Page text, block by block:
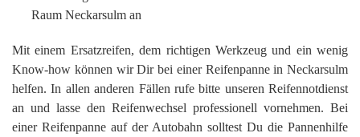
Raum Neckarsulm an
Mit einem Ersatzreifen, dem richtigen Werkzeug und ein wenig
Know-how können wir Dir bei einer Reifenpanne in Neckarsulm
helfen. In allen anderen Fällen rufe bitte unseren Reifennotdienst
an und lasse den Reifenwechsel professionell vornehmen. Bei
einer Reifenpanne auf der Autobahn solltest Du die Pannenhilfe